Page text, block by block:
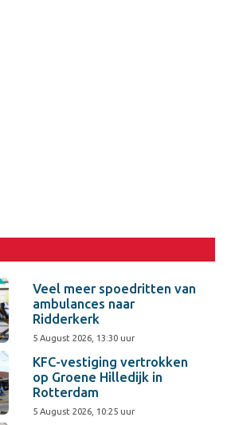
Veel meer spoedritten van
ambulances naar
Ridderkerk
5 August 2026, 13:30 uur
KFC-vestiging vertrokken
op Groene Hilledijk in
Rotterdam
5 August 2026, 10:25 uur